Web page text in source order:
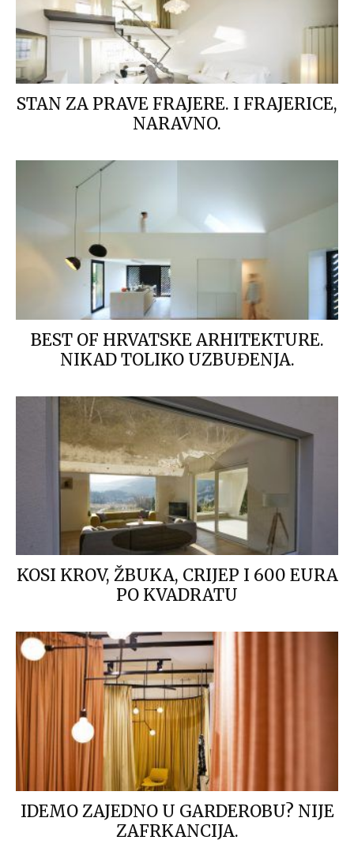
STAN ZA PRAVE FRAJERE. I FRAJERICE,
NARAVNO.
BEST OF HRVATSKE ARHITEKTURE.
NIKAD TOLIKO UZBUĐENJA.
KOSI KROV, ŽBUKA, CRIJEP I 600 EURA
PO KVADRATU
IDEMO ZAJEDNO U GARDEROBU? NIJE
ZAFRKANCIJA.